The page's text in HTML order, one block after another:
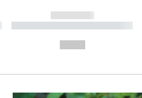
------------
----------- ----------- ----------